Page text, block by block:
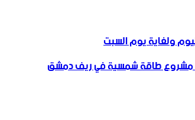
ولغاية يوم السبت
مشروع طاقة شمسية في ريف دمشق